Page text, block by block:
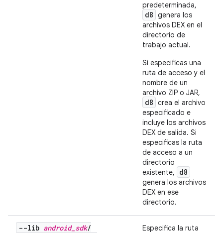
predeterminada,
d8 genera los
archivos DEX en el
directorio de
trabajo actual.
Si especificas una
ruta de acceso y el
nombre de un
archivo ZIP o JAR,
d8 crea el archivo
especificado e
incluye los archivos
DEX de salida. Si
especificas la ruta
de acceso a un
directorio
existente,
d8
genera los archivos
DEX en ese
directorio.
--lib android_ sdk/ Especifica la ruta